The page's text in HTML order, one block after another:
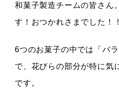
和菓子製造チームの皆さん
す！おつかれさまでした！！
6つのお菓子の中では「バ
で、花びらの部分が特に気
です。